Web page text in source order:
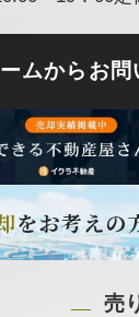
ムからお問
売